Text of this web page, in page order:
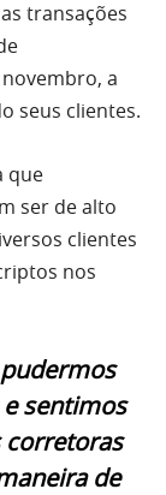
transações
a
seus clientes.
que
ser de alto
clientes
nos
sentimos
corretoras
de